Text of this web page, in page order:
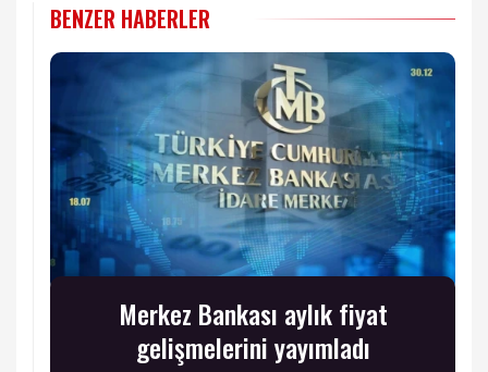
BENZER HABERLER
Merkez Bankası aylık fiyat
gelişmelerini yayımladı